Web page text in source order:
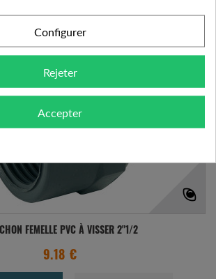
FEMELLE PVC À VISSER 2"1/2
9.18 €
Configurer
Rejeter
Accepter